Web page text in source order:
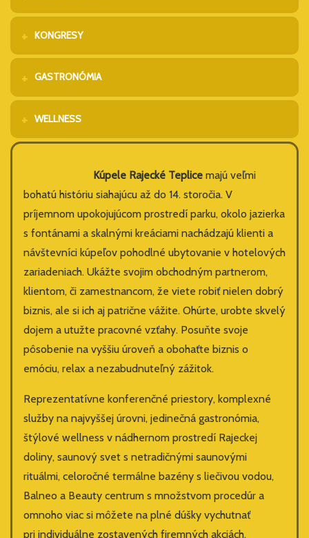
KONGRESY
GASTRONÓMIA
WELLNESS
Kúpele Rajecké Teplice majú veľmi
bohatú históriu siahajúcu až do 14. storočia. V
príjemnom upokojujúcom prostredí parku, okolo jazierka
s fontánami a skalnými kreáciami nachádzajú klienti a
návštevníci kúpeľov pohodlné ubytovanie v hotelových
zariadeniach. Ukážte svojim obchodným partnerom,
klientom, či zamestnancom, že viete robiť nielen dobrý
biznis, ale si ich aj patrične vážite. Ohúrte, urobte skvelý
dojem a utužte pracovné vzťahy. Posuňte svoje
pôsobenie na vyššiu úroveň a obohaťte biznis o
emóciu, relax a nezabudnuteľný zážitok.
Reprezentatívne konferenčné priestory, komplexné
služby na najvyššej úrovni, jedinečná gastronómia,
štýlové wellness v nádhernom prostredí Rajeckej
doliny, saunový svet s netradičnými saunovými
rituálmi, celoročné termálne bazény s liečivou vodou,
Balneo a Beauty centrum s množstvom procedúr a
omnoho viac si môžete na plné dúšky vychutnať
pri individuálne zostavených firemných akciách,